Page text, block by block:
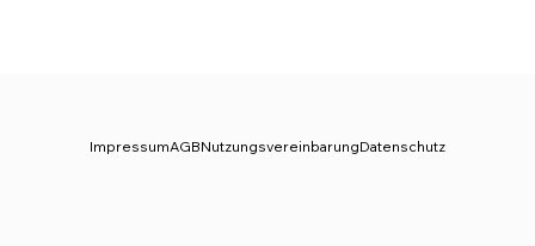
Datenschutz
Nutzungsvereinbarung
AGB
Impressum